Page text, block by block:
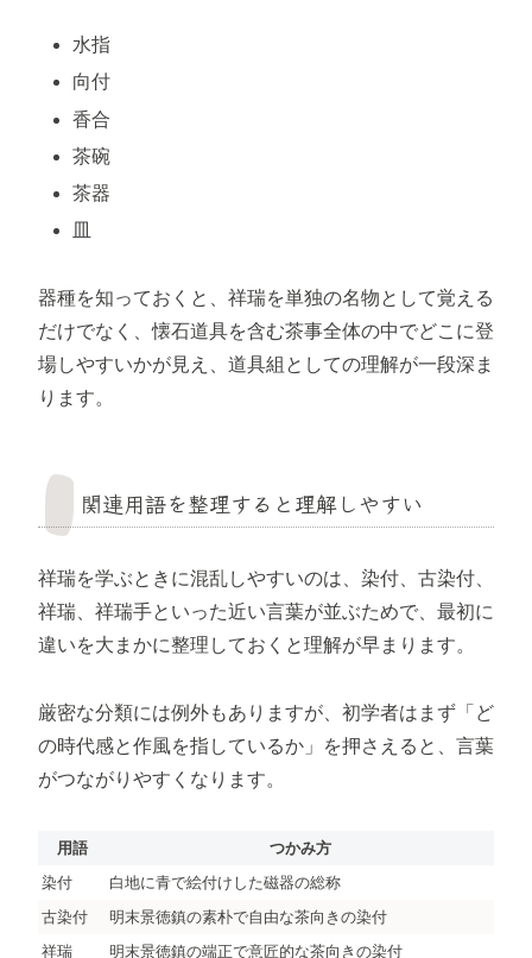
水指
向付
香合
茶碗
茶器
皿
器種を知っておくと、祥瑞を単独の名物として覚える
だけでなく、懐石道具を含む茶事全体の中でどこに登
場しやすいかが見え、道具組としての理解が一段深ま
ります。
関連用語を整理すると理解しやすい
祥瑞を学ぶときに混乱しやすいのは、染付、古染付、
祥瑞、祥瑞手といった近い言葉が並ぶためで、最初に
違いを大まかに整理しておくと理解が早まります。
厳密な分類には例外もありますが、初学者はまず「ど
の時代感と作風を指しているか」を押さえると、言葉
がつながりやすくなります。
用語
つかみ方
染付
白地に青で絵付けした磁器の総称
古染付
明末景徳鎮の素朴で自由な茶向きの染付
祥瑞
明末景徳鎮の端正で意匠的な茶向きの染付